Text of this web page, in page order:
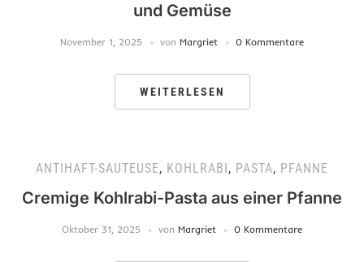
und Gemüse
November 1, 2025 von Margriet 0 Kommentare
WEITERLESEN
ANTIHAFT-SAUTEUSE, KOHLRABI , PASTA, PFANNE
Cremige Kohlrabi-Pasta aus einer Pfanne
Oktober 31, 2025 von Margriet 0 Kommentare